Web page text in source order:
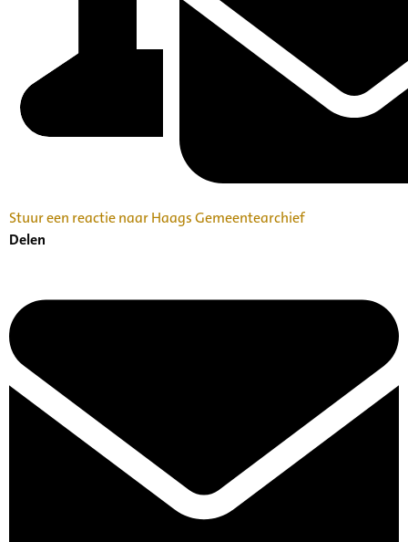
Stuur een reactie naar Haags Gemeentearchief
Delen